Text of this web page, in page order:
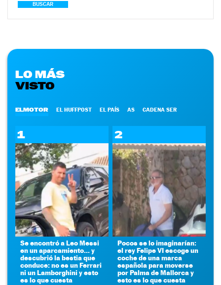
BUSCAR
LO MÁS
VISTO
ELMOTOR EL HUFFPOST EL PAÍS AS CADENA SER
1
Se encontró a Leo Messi
en un aparcamiento... y
descubrió la bestia que
conduce: no es un Ferrari
ni un Lamborghini y esto
es lo que cuesta
2
Pocos se lo imaginarían:
el rey Felipe VI escoge un
coche de una marca
española para moverse
por Palma de Mallorca y
esto es lo que cuesta